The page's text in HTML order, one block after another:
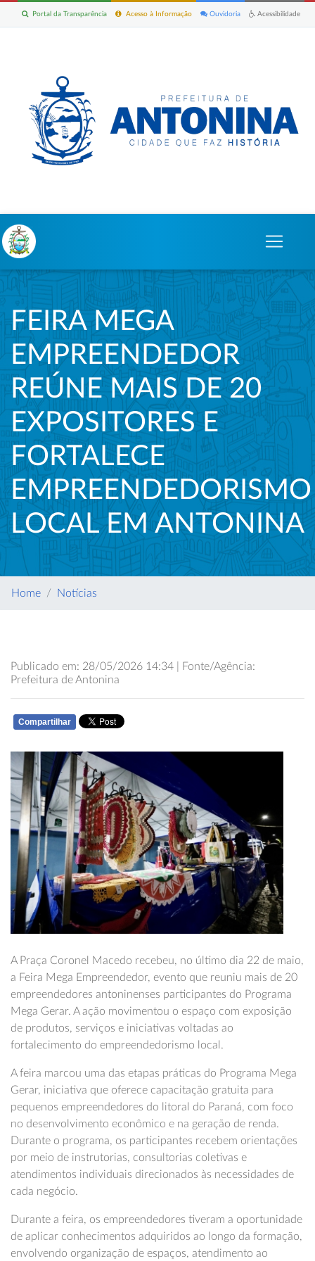
Acessibilidade
Ouvidoria
Acesso à Informação
Portal da Transparência
FEIRA MEGA
EMPREENDEDOR
REÚNE MAIS DE 20
EXPOSITORES E
FORTALECE
EMPREENDEDORISMO
LOCAL EM ANTONINA
Home Notícias
Publicado em: 28/05/2026 14:34 | Fonte/Agência:
Prefeitura de Antonina
Compartilhar
A Praça Coronel Macedo recebeu, no último dia 22 de maio,
a Feira Mega Empreendedor, evento que reuniu mais de 20
empreendedores antoninenses participantes do Programa
Mega Gerar. A ação movimentou o espaço com exposição
de produtos, serviços e iniciativas voltadas ao
fortalecimento do empreendedorismo local.
A feira marcou uma das etapas práticas do Programa Mega
Gerar, iniciativa que oferece capacitação gratuita para
pequenos empreendedores do litoral do Paraná, com foco
no desenvolvimento econômico e na geração de renda.
Durante o programa, os participantes recebem orientações
por meio de instrutorias, consultorias coletivas e
atendimentos individuais direcionados às necessidades de
cada negócio.
Durante a feira, os empreendedores tiveram a oportunidade
de aplicar conhecimentos adquiridos ao longo da formação,
envolvendo organização de espaços, atendimento ao